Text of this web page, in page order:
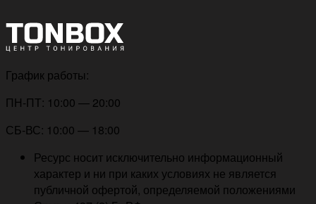
График работы:
ПН-ПТ: 10:00 — 20:00
СБ-ВС: 10:00 — 18:00
Ресурс носит исключительно информационный
характер и ни при каких условиях не является
публичной офертой, определяемой положениями